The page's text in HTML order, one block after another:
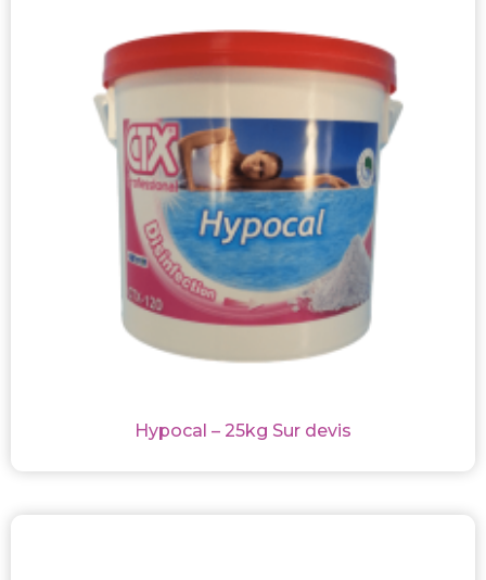
Hypocal – 25kg Sur devis